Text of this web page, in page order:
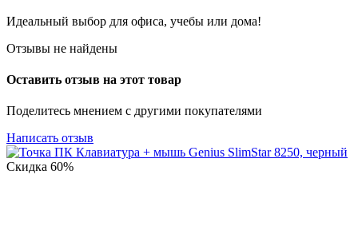
Идеальный выбор для офиса, учебы или дома!
Отзывы не найдены
Оставить отзыв на этот товар
Поделитесь мнением с другими покупателями
Написать отзыв
Скидка 60%